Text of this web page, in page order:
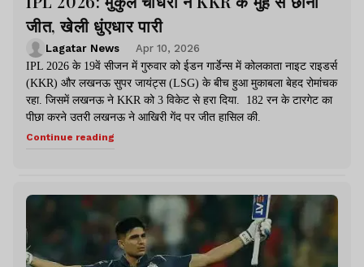
जीत, खेली धुंएधार पारी
Lagatar News
Apr 10, 2026
IPL 2026 के 19वें सीजन में गुरुवार को ईडन गार्डेन्स में कोलकाता नाइट राइडर्स
(KKR) और लखनऊ सुपर जायंट्स (LSG) के बीच हुआ मुकाबला बेहद रोमांचक
रहा. जिसमें लखनऊ ने KKR को 3 विकेट से हरा दिया. 182 रन के टारगेट का
पीछा करने उतरी लखनऊ ने आखिरी गेंद पर जीत हासिल की.
Continue reading